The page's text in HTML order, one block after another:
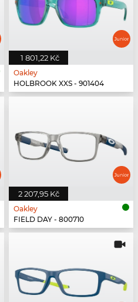
1 801,22 Kč
Oakley
HOLBROOK XXS - 901404
2 207,95 Kč
Oakley
FIELD DAY - 800710